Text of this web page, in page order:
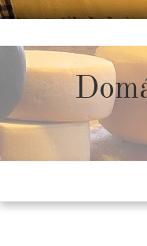
to
content